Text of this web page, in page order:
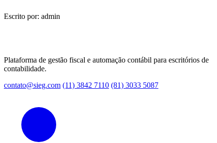
Escrito por: admin
Plataforma de gestão fiscal e automação contábil para escritórios de
contabilidade.
contato@sieg.com (11) 3842 7110 (81) 3033 5087